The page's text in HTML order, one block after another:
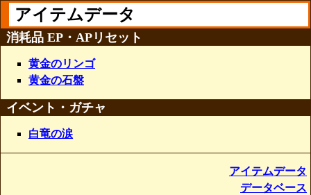
アイテムデータ
消耗品 EP・APリセット
黄金のリンゴ
黄金の石盤
イベント・ガチャ
白竜の涙
アイテムデータ
データベース